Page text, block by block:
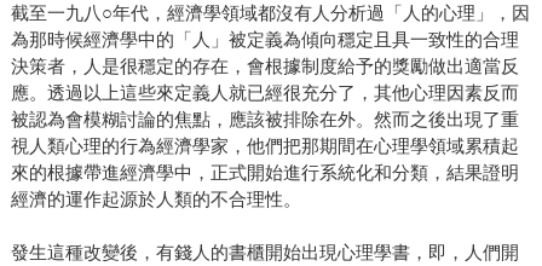
截至一九八○年代，經濟學領域都沒有人分析過「人的心理」，因
為那時候經濟學中的「人」被定義為傾向穩定且具一致性的合理
決策者，人是很穩定的存在，會根據制度給予的獎勵做出適當反
應。透過以上這些來定義人就已經很充分了，其他心理因素反而
被認為會模糊討論的焦點，應該被排除在外。然而之後出現了重
視人類心理的行為經濟學家，他們把那期間在心理學領域累積起
來的根據帶進經濟學中，正式開始進行系統化和分類，結果證明
經濟的運作起源於人類的不合理性。
發生這種改變後，有錢人的書櫃開始出現心理學書，即，人們開